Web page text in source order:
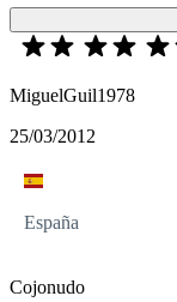
MiguelGuil1978
25/03/2012
España
Cojonudo